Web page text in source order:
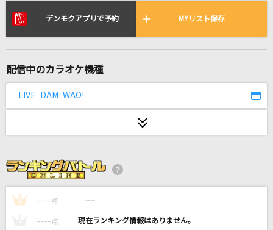
リアルタイムで歌われている曲の一覧
雪の華
オレポーズ～俺なりのラブソング～
桜龍～さくらりゅう～
山本譲二
デンモクアプリで予約 MYリスト保存
配信中のカラオケ機種
LIVE DAM WAO!
1 ---- 点 ----
---- 点 ----